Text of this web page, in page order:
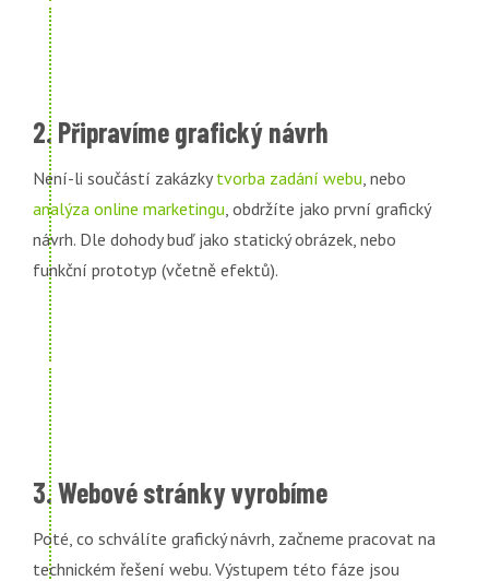
2. Připravíme grafický návrh
Není-li součástí zakázkytvorba zadání webu, nebo
analýza online marketingu, obdržíte jako první grafický
návrh. Dle dohody buď jako statický obrázek, nebo
funkční prototyp (včetně efektů).
3. Webové stránky vyrobíme
Poté, co schválíte grafický návrh, začneme pracovat na
technickém řešení webu. Výstupem této fáze jsou